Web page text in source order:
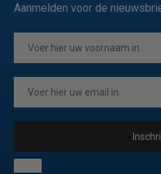
Aanmelden voor de